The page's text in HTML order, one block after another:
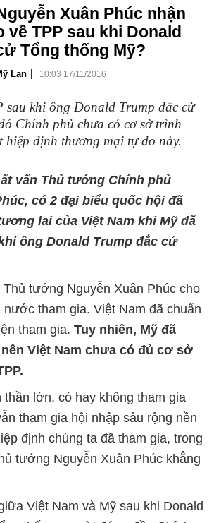
Xuân Phúc nhận
về TPP sau khi Donald
Tổng thống Mỹ?
Lan | 10:03 17/11/2016
sau khi ông Donald Trump đắc cử
Chính phủ chưa có cơ sở trình
hiệp định thương mại tự do này.
vấn Thủ tướng Chính phủ
có 2 đại biểu quốc hội đã
lai của Việt Nam khi Mỹ đã
ông Donald Trump đắc cử
tướng Nguyễn Xuân Phúc cho
nước tham gia. Việt Nam đã chuẩn
tham gia. Tuy nhiên, Mỹ đã
Việt Nam chưa có đủ cơ sở
thần lớn, có hay không tham gia
tham gia hội nhập sâu rộng nền
định chúng ta đã tham gia, trong
tướng Nguyễn Xuân Phúc khẳng
Việt Nam và Mỹ sau khi Donald